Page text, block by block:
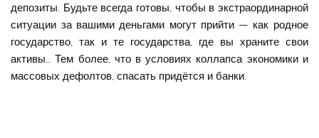
депозиты. Будьте всегда готовы, чтобы в экстраординарной
ситуации за вашими деньгами могут прийти — как родное
государство, так и те государства, где вы храните свои
активы… Тем более, что в условиях коллапса экономики и
массовых дефолтов, спасать придётся и банки.